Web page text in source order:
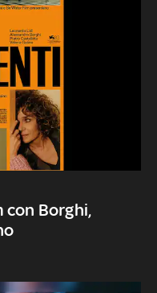
Borghi,